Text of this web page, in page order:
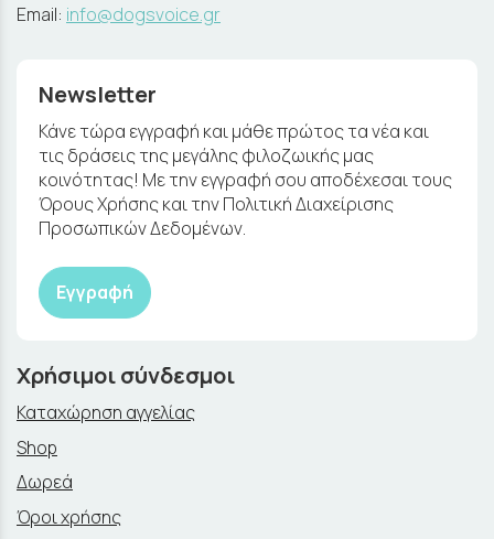
Email: info@dogsvoice.gr
Newsletter
Κάνε τώρα εγγραφή και μάθε πρώτος τα νέα και
τις δράσεις της μεγάλης φιλοζωικής μας
κοινότητας! Με την εγγραφή σου αποδέχεσαι τους
Όρους Χρήσης και την Πολιτική Διαχείρισης
Προσωπικών Δεδομένων.
Εγγραφή
Χρήσιμοι σύνδεσμοι
Καταχώρηση αγγελίας
Shop
Δωρεά
Όροι χρήσης